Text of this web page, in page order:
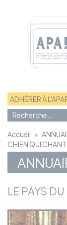
ADHÉRER À
Accueil >
CHIEN QUI
LE PAYS